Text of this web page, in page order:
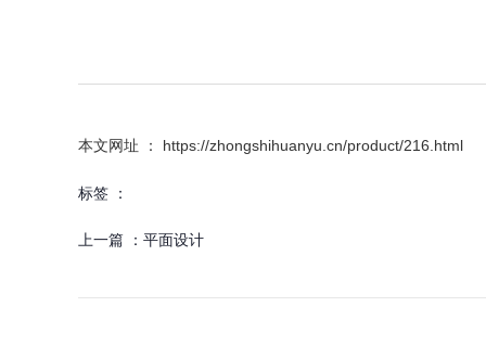
本文网址 ： https://zhongshihuanyu.cn/product/216.html
标签 ：
上一篇 ： 平面设计